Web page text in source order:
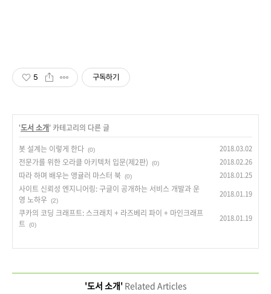
5 구독하기
'도서 소개' 카테고리의 다른 글
봇 설계는 이렇게 한다 (0) 2018.03.02
전문가를 위한 오라클 아키텍처 입문(제2판) (0) 2018.02.26
따라 하며 배우는 앵귤러 마스터 북 (0) 2018.01.25
사이트 신뢰성 엔지니어링: 구글이 공개하는 서비스 개발과 운
영 노하우 (2)
2018.01.19
쿠카의 코딩 크래프트: 스크래치 + 라즈베리 파이 + 마인크래프
트
(0)
2018.01.19
'도서 소개'Related Articles